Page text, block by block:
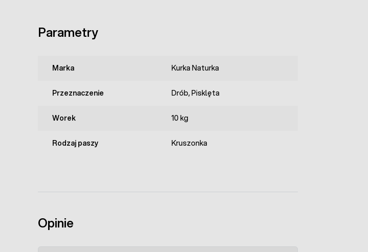
Parametry
Marka Kurka Naturka
Przeznaczenie Drób, Pisklęta
Worek 10 kg
Rodzaj paszy Kruszonka
Opinie